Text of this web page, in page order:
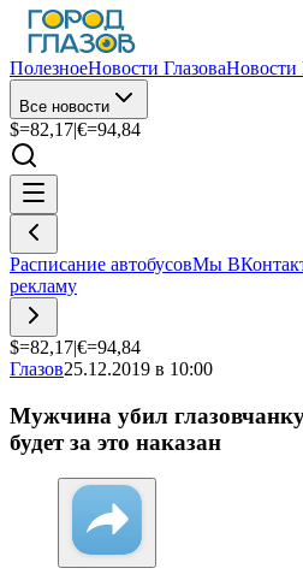
ПолезноеНовости ГлазоваНовости
Все новости
$=82,17|€=94,84
Расписание автобусовМы
рекламу
$=82,17|€=94,84
Глазов25.12.2019 в 10:00
Мужчина убил
будет за это наказан